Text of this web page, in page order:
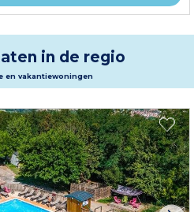
in de regio
en vakantiewoningen